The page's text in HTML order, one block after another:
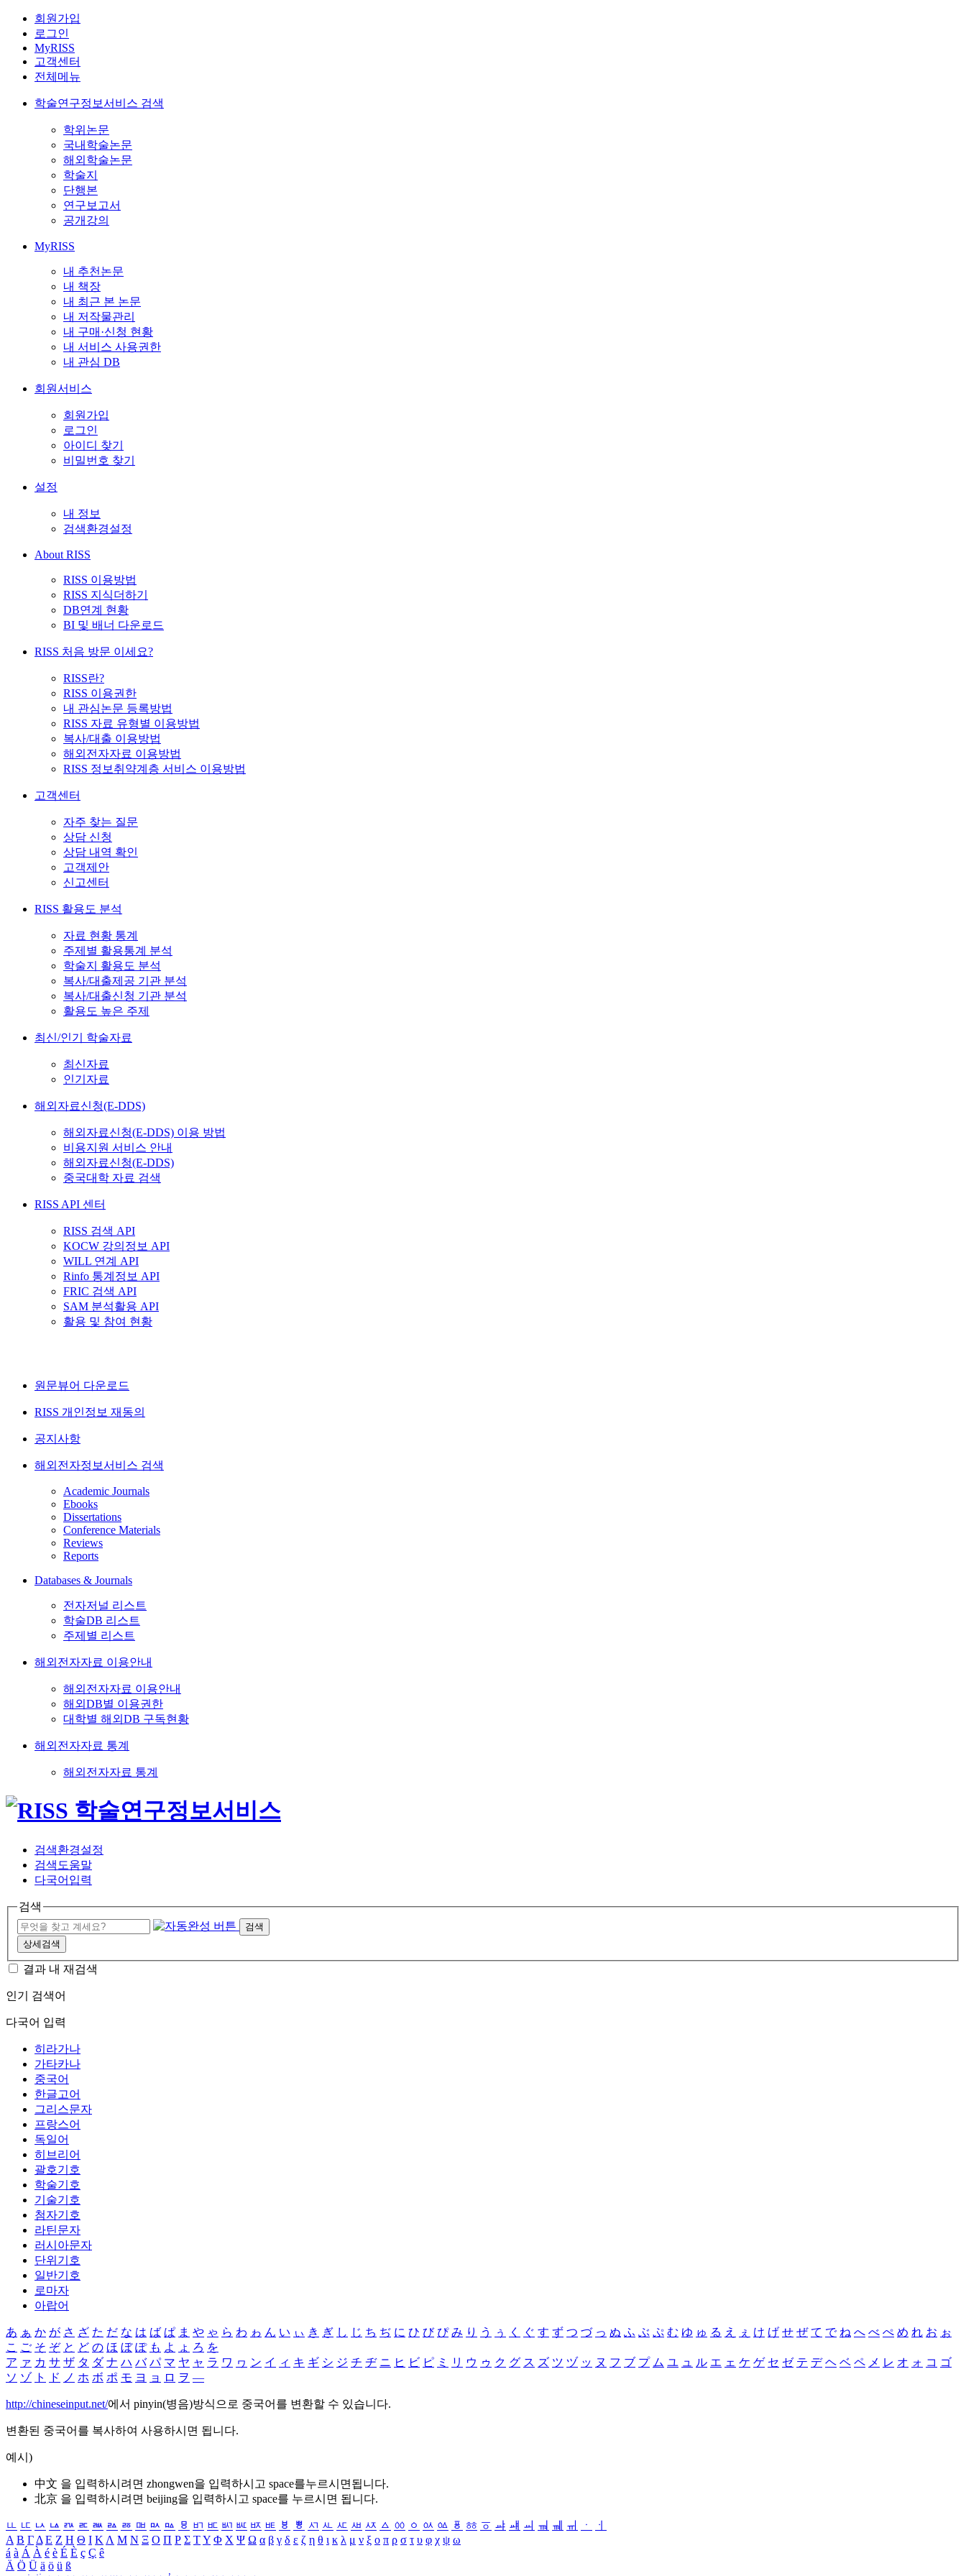
회원가입
로그인
MyRISS
고객센터
전체메뉴
학술연구정보서비스 검색
학위논문
국내학술논문
해외학술논문
학술지
단행본
연구보고서
공개강의
MyRISS
내 추천논문
내 책장
내 최근 본 논문
내 저작물관리
내 구매·신청 현황
내 서비스 사용권한
내 관심 DB
회원서비스
회원가입
로그인
아이디 찾기
비밀번호 찾기
설정
내 정보
검색환경설정
About RISS
RISS 이용방법
RISS 지식더하기
DB연계 현황
BI 및 배너 다운로드
RISS 처음 방문 이세요?
RISS란?
RISS 이용권한
내 관심논문 등록방법
RISS 자료 유형별 이용방법
복사/대출 이용방법
해외전자자료 이용방법
RISS 정보취약계층 서비스 이용방법
고객센터
자주 찾는 질문
상담 신청
상담 내역 확인
고객제안
신고센터
RISS 활용도 분석
자료 현황 통계
주제별 활용통계 분석
학술지 활용도 분석
복사/대출제공 기관 분석
복사/대출신청 기관 분석
활용도 높은 주제
최신/인기 학술자료
최신자료
인기자료
해외자료신청(E-DDS)
해외자료신청(E-DDS) 이용 방법
비용지원 서비스 안내
해외자료신청(E-DDS)
중국대학 자료 검색
RISS API 센터
RISS 검색 API
KOCW 강의정보 API
WILL 연계 API
Rinfo 통계정보 API
FRIC 검색 API
SAM 분석활용 API
활용 및 참여 현황
원문뷰어 다운로드
RISS 개인정보 재동의
공지사항
해외전자정보서비스 검색
Academic Journals
Ebooks
Dissertations
Conference Materials
Reviews
Reports
Databases & Journals
전자저널 리스트
학술DB 리스트
주제별 리스트
해외전자자료 이용안내
해외전자자료 이용안내
해외DB별 이용권한
대학별 해외DB 구독현황
해외전자자료 통계
해외전자자료 통계
검색환경설정
검색도움말
다국어입력
검색
검색
상세검색
결과 내 재검색
인기 검색어
다국어 입력
히라가나
가타카나
중국어
한글고어
그리스문자
프랑스어
독일어
히브리어
괄호기호
학술기호
기술기호
첨자기호
라틴문자
러시아문자
단위기호
일반기호
로마자
아랍어
あ ぁ か が さ ざ た だ な は ば ぱ ま や ゃ ら わ ゎ ん い ぃ き ぎ し じ ち ぢ に ひ び ぴ み り う ぅ く ぐ す ず つ づ っ ぬ ふ ぶ ぷ む ゆ ゅ る え ぇ け げ せ ぜ て で ね へ べ ぺ め れ お ぉ
こ ご そ ぞ と ど の ほ ぼ ぽ も よ ょ ろ を
ア ァ カ サ ザ タ ダ ナ ハ バ パ マ ヤ ャ ラ ワ ヮ ン イ ィ キ ギ シ ジ チ ヂ ニ ヒ ビ ピ ミ リ ウ ゥ ク グ ス ズ ツ ヅ ッ ヌ フ ブ プ ム ユ ュ ル エ ェ ケ ゲ セ ゼ テ デ ヘ ベ ペ メ レ オ ォ コ ゴ
ソ ゾ ト ド ノ ホ ボ ポ モ ヨ ョ ロ ヲ ―
http://chineseinput.net/에서 pinyin(병음)방식으로 중국어를 변환할 수 있습니다.
변환된 중국어를 복사하여 사용하시면 됩니다.
예시)
中文 을 입력하시려면 zhongwen을 입력하시고 space를누르시면됩니다.
北京 을 입력하시려면 beijing을 입력하시고 space를 누르시면 됩니다.
ㅥ ㅦ ㅧ ㅨ ㅩ ㅪ ㅫ ㅬ ㅭ ㅮ ㅯ ㅰ ㅱ ㅲ ㅳ ㅴ ㅵ ㅶ ㅷ ㅸ ㅹ ㅺ ㅻ ㅼ ㅽ ㅾ ㅿ ㆀ ㆁ ㆂ ㆃ ㆄ ㆅ ㆆ ㆇ ㆈ ㆉ ㆊ ㆋ ㆌ ㆍ
ㆎ
Α Β ΓΔ Ε Ζ Η Θ Ι ΚΛ Μ Ν Ξ Ο Π Ρ Σ ΤΥ Φ Χ Ψ Ω α β γ δ ε ζ η θ ι κ λ μ ν ξ ο π ρ σ τ υ φ χ ψ ω
á à Á À é è É È ç Ç ê
Ä Ö Ü ä ö ü ß